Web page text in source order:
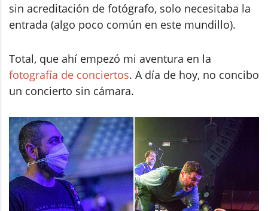
sin acreditación de fotógrafo, solo necesitaba la
entrada (algo poco común en este mundillo).
Total, que ahí empezó mi aventura en la
fotografía de conciertos. A día de hoy, no concibo
un concierto sin cámara.